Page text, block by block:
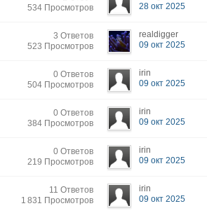
534 Просмотров
28 окт 2025
3 Ответов
523 Просмотров
realdigger
09 окт 2025
0 Ответов
504 Просмотров
irin
09 окт 2025
0 Ответов
384 Просмотров
irin
09 окт 2025
0 Ответов
219 Просмотров
irin
09 окт 2025
11 Ответов
1 831 Просмотров
irin
09 окт 2025